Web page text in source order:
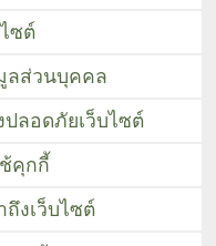
ซต์
ลส่วนบุคคล
ลอดภัยเว็บไซต์
คุกกี้
ถึงเว็บไซต์